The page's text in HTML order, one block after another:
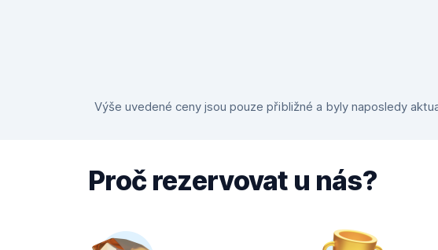
Výše uvedené ceny jsou pouze přibližné a byly naposledy
Proč rezervovat u nás?